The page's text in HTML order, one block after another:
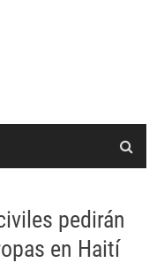
pedirán
en Haití